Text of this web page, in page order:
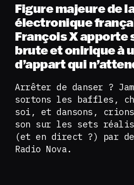
Figure majeure de
électronique
François X apporte
brute et onirique à
d’appart qui
Arrêter de danser ?
sortons les baffles,
soi, et dansons,
son sur les sets
(et en direct ?) par
Radio Nova.